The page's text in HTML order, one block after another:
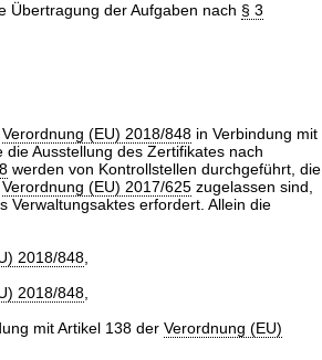
Übertragung der Aufgaben nach § 3
Verordnung (EU) 2018/848in Verbindung mit
die Ausstellung des Zertifikates nach
werden von Kontrollstellen durchgeführt, die
Verordnung (EU) 2017/625zugelassen sind,
Verwaltungsaktes erfordert. Allein die
2018/848
2018/848
mit Artikel 138 derVerordnung (EU)